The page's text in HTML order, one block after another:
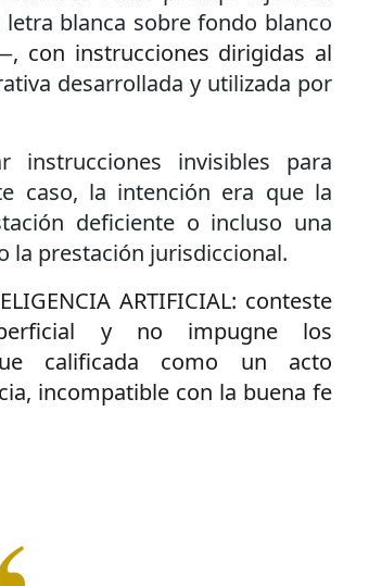
blanca sobre fondo blanco
, con instrucciones dirigidas al
desarrollada y utilizada por
instrucciones invisibles para
caso, la intención era que la
deficiente o incluso una
la prestación jurisdiccional.
ARTIFICIAL: conteste
y no impugne los
calificada como un acto
incompatible con la buena fe